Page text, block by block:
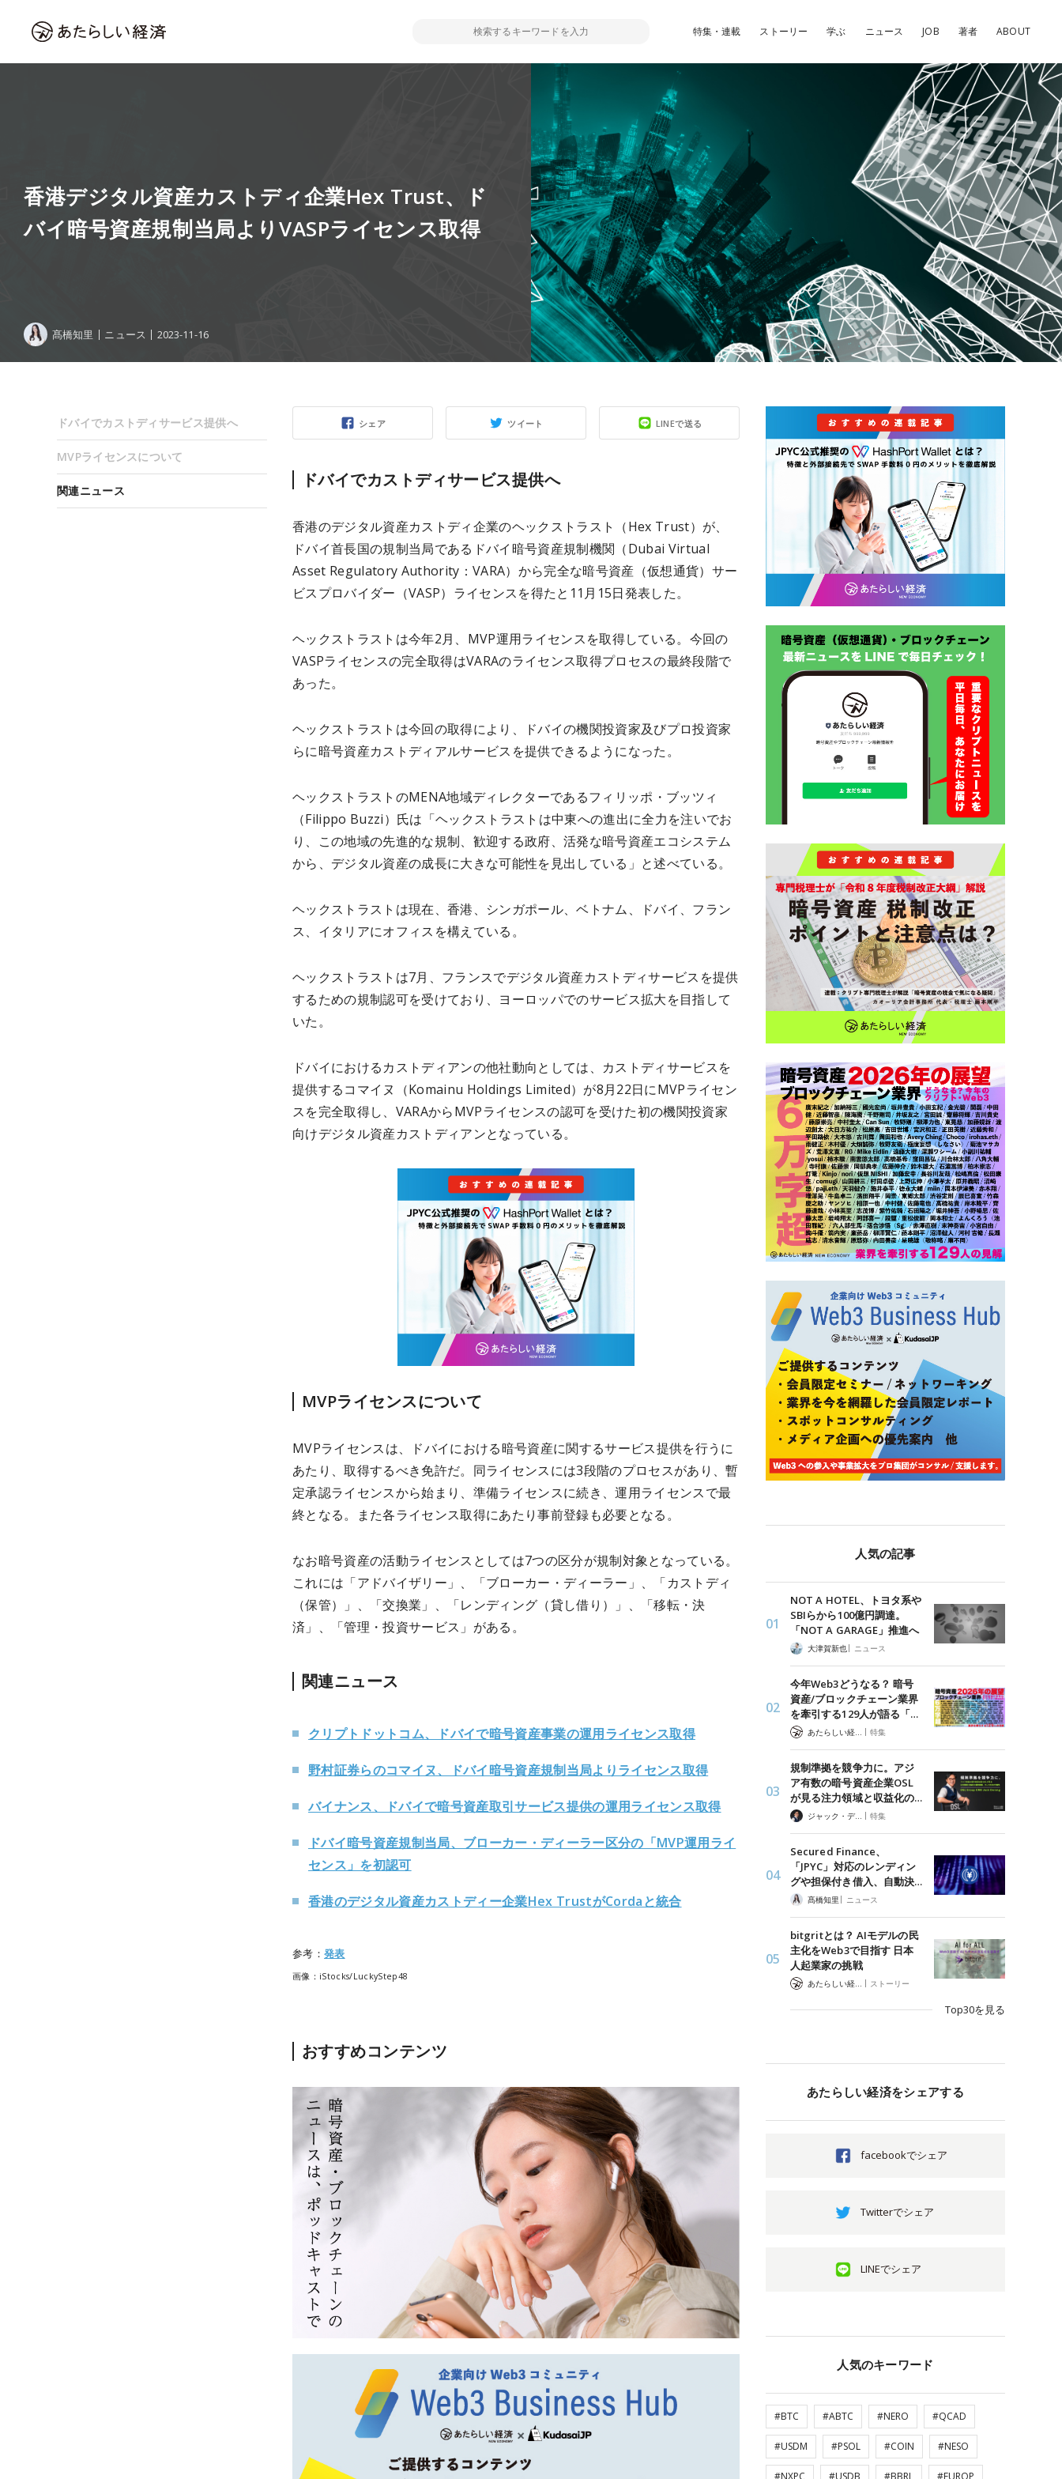
特集・連載 ストーリー 学ぶ ニュース JOB 著者 ABOUT
香港デジタル資産カストディ企業Hex Trust、ド
バイ暗号資産規制当局よりVASPライセンス取得
髙橋知里 ニュース 2023-11-16
シェア ツイート LINEで送る
ドバイでカストディサービス提供へ
香港のデジタル資産カストディ企業のヘックストラスト（Hex Trust）が、
ドバイ首長国の規制当局であるドバイ暗号資産規制機関（Dubai Virtual
Asset Regulatory Authority：VARA）から完全な暗号資産（仮想通貨）サー
ビスプロバイダー（VASP）ライセンスを得たと11月15日発表した。
ヘックストラストは今年2月、MVP運用ライセンスを取得している。今回の
VASPライセンスの完全取得はVARAのライセンス取得プロセスの最終段階で
あった。
ヘックストラストは今回の取得により、ドバイの機関投資家及びプロ投資家
らに暗号資産カストディアルサービスを提供できるようになった。
ヘックストラストのMENA地域ディレクターであるフィリッポ・ブッツィ
（Filippo Buzzi）氏は「ヘックストラストは中東への進出に全力を注いでお
り、この地域の先進的な規制、歓迎する政府、活発な暗号資産エコシステム
から、デジタル資産の成長に大きな可能性を見出している」と述べている。
ヘックストラストは現在、香港、シンガポール、ベトナム、ドバイ、フラン
ス、イタリアにオフィスを構えている。
ヘックストラストは7月、フランスでデジタル資産カストディサービスを提供
するための規制認可を受けており、ヨーロッパでのサービス拡大を目指して
いた。
ドバイにおけるカストディアンの他社動向としては、カストディサービスを
提供するコマイヌ（Komainu Holdings Limited）が8月22日にMVPライセン
スを完全取得し、VARAからMVPライセンスの認可を受けた初の機関投資家
向けデジタル資産カストディアンとなっている。
MVPライセンスについて
MVPライセンスは、ドバイにおける暗号資産に関するサービス提供を行うに
あたり、取得するべき免許だ。同ライセンスには3段階のプロセスがあり、暫
定承認ライセンスから始まり、準備ライセンスに続き、運用ライセンスで最
終となる。また各ライセンス取得にあたり事前登録も必要となる。
なお暗号資産の活動ライセンスとしては7つの区分が規制対象となっている。
これには「アドバイザリー」、「ブローカー・ディーラー」、「カストディ
（保管）」、「交換業」、「レンディング（貸し借り）」、「移転・決
済」、「管理・投資サービス」がある。
関連ニュース
クリプトドットコム、ドバイで暗号資産事業の運用ライセンス取得
野村証券らのコマイヌ、ドバイ暗号資産規制当局よりライセンス取得
バイナンス、ドバイで暗号資産取引サービス提供の運用ライセンス取得
ドバイ暗号資産規制当局、ブローカー・ディーラー区分の「MVP運用ライ
センス」を初認可
香港のデジタル資産カストディー企業Hex TrustがCordaと統合
参考： 発表
画像：iStocks/LuckyStep48
おすすめコンテンツ
ドバイでカストディサービス提供へ
MVPライセンスについて
関連ニュース
人気の記事
NOT A HOTEL、トヨタ系や
SBIらから100億円調達。
「NOT A GARAGE」推進へ
大津賀新也| ニュース
今年Web3どうなる？ 暗号
資産/ブロックチェーン業界
を牽引する129人が語る「…
| 特集
規制準拠を競争力に。アジ
ア有数の暗号資産企業OSL
が見る注力領域と収益化の…
ジャック・デロン（Jack Derong） | 特集
Secured Finance、
「JPYC」対応のレンディン
グや担保付き借入、自動決…
髙橋知里 | ニュース
bitgritとは？ AIモデルの民
主化をWeb3で目指す 日本
人起業家の挑戦
| ストーリー
Top30を見る
あたらしい経済をシェアする
facebookでシェア
Twitterでシェア
LINEでシェア
人気のキーワード
#BTC #ABTC #NERO #QCAD
#USDM #PSOL #COIN #NESO
#NXPC #USDB #BBRL #EUROP